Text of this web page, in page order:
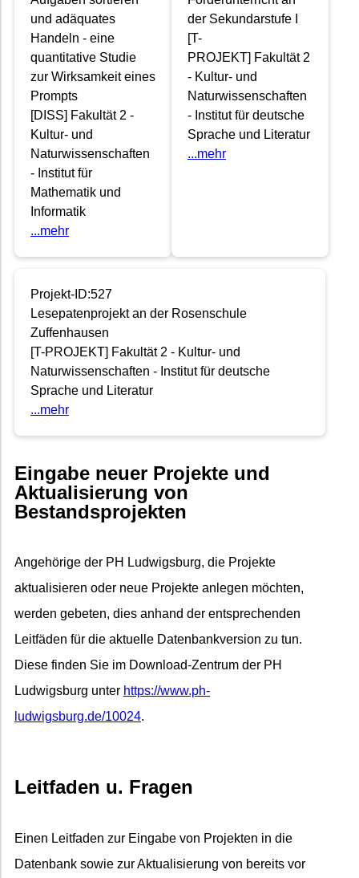
und adäquates
Handeln - eine
quantitative Studie
zur Wirksamkeit eines
Prompts
[DISS] Fakultät 2 -
Kultur- und
Naturwissenschaften
- Institut für
Mathematik und
Informatik
...mehr
der Sekundarstufe I
[T-
PROJEKT] Fakultät 2
- Kultur- und
Naturwissenschaften
- Institut für deutsche
Sprache und Literatur
...mehr
Projekt-ID:527
Lesepatenprojekt an der Rosenschule
Zuffenhausen
[T-PROJEKT] Fakultät 2 - Kultur- und
Naturwissenschaften - Institut für deutsche
Sprache und Literatur
...mehr
Eingabe neuer Projekte und
Aktualisierung von
Bestandsprojekten
Angehörige der PH Ludwigsburg, die Projekte
aktualisieren oder neue Projekte anlegen möchten,
werden gebeten, dies anhand der entsprechenden
Leitfäden für die aktuelle Datenbankversion zu tun.
Diese finden Sie im Download-Zentrum der PH
Ludwigsburg unter https://www.ph-
ludwigsburg.de/10024.
Leitfaden u. Fragen
Einen Leitfaden zur Eingabe von Projekten in die
Datenbank sowie zur Aktualisierung von bereits vor